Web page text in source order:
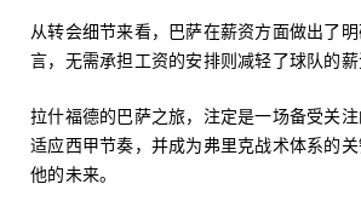
从转会细节来看，巴萨在薪资方面做出了
言，无需承担工资的安排则减轻了球队的薪
拉什福德的巴萨之旅，注定是一场备受关
适应西甲节奏，并成为弗里克战术体系的
他的未来。